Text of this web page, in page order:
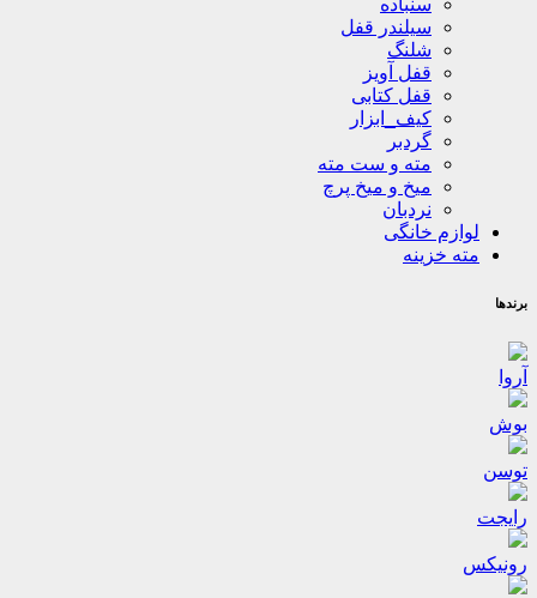
سنباده
سیلندر قفل
شلنگ
قفل آویز
قفل کتابی
کیف_ابزار
گردبر
مته و ست مته
میخ و میخ پرچ
نردبان
لوازم خانگی
مته خزینه
برندها
آروا
بوش
توسن
رایجت
رونیکس